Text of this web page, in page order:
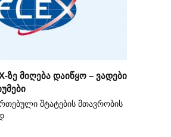
ზე მიღება დაიწყო – ვადები
შტატების მთავრობის